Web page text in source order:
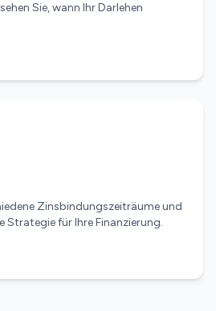
Sie, wann Ihr Darlehen
Zinsbindungszeiträume und
Strategie für Ihre Finanzierung.